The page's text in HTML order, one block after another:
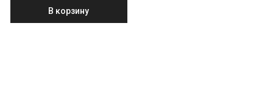
В корзину